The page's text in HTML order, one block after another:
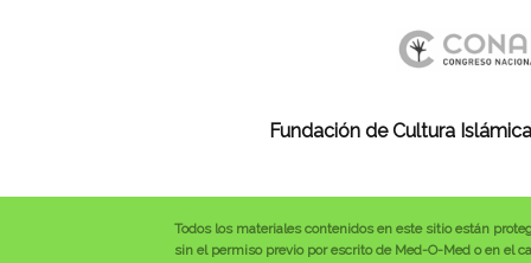
Fundación de Cultura
Todos los materiales contenidos en este sitio están
sin el permiso previo por escrito de Med-O-Med o en el